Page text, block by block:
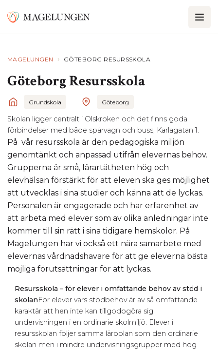
MAGELUNGEN › GÖTEBORG RESURSSKOLA
Göteborg Resursskola
Grundskola Göteborg
Skolan ligger centralt i Olskroken och det finns goda
förbindelser med både spårvagn och buss, Karlagatan 1.
På vår resursskola är den pedagogiska miljön
genomtänkt och anpassad utifrån elevernas behov.
Grupperna är små, lärartätheten hög och
elevhälsan förstärkt för att eleven ska ges möjlighet
att utvecklas i sina studier och känna att de lyckas.
Personalen är engagerade och har erfarenhet av
att arbeta med elever som av olika anledningar inte
kommer till sin rätt i sina tidigare hemskolor. På
Magelungen har vi också ett nära samarbete med
elevernas vårdnadshavare för att ge eleverna bästa
möjliga förutsättningar för att lyckas.
Resursskola – för elever i omfattande behov av stöd i
skolanFör elever vars stödbehov är av så omfattande
karaktär att hen inte kan tillgodogöra sig
undervisningen i en ordinarie skolmiljö. Elever i
resursskolan följer samma läroplan som den ordinarie
skolan men i mindre undervisningsgrupper med hög